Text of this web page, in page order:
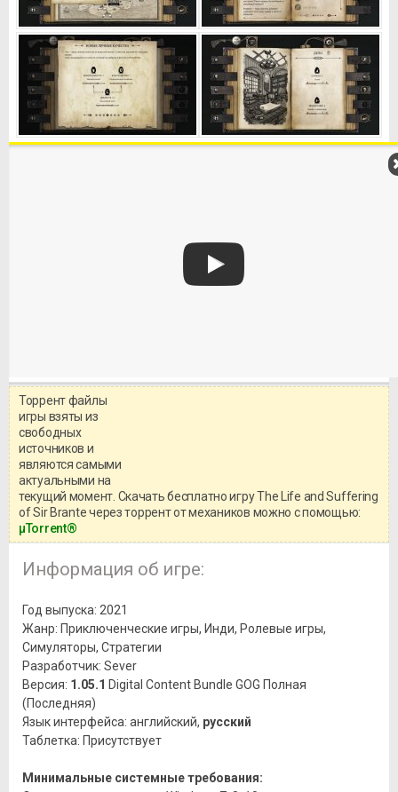
Торрент файлы
игры взяты из
свободных
источников и
являются самыми
актуальными на
текущий момент. Скачать бесплатно игру The Life and Suffering
of Sir Brante через торрент от механиков можно с помощью:
μTorrent®
Информация об игре:
Год выпуска: 2021
Жанр: Приключенческие игры, Инди, Ролевые игры,
Симуляторы, Стратегии
Разработчик: Sever
Версия: 1.05.1 Digital Content Bundle GOG Полная
(Последняя)
Язык интерфейса: английский, русский
Таблетка: Присутствует
Минимальные системные требования: